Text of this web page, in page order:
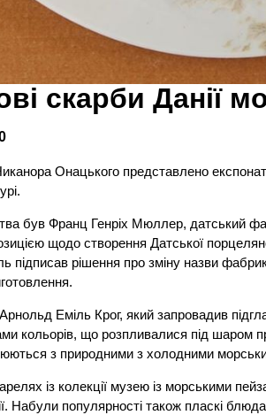
скарби Данії
Онацького представлено
був Франц Генріх Мюллер, датський
щодо створення Датської
підписав рішення про зміну назви
Еміль Крог, який запровадив
кольорів, що розпливалися під шаром
з природними з холодними
із колекції музею із морськими
Набули популярності також пласкі